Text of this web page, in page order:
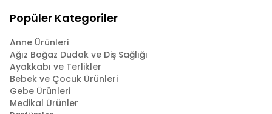
Popüler Kategoriler
Anne Ürünleri
Ağız Boğaz Dudak ve Diş Sağlığı
Ayakkabı ve Terlikler
Bebek ve Çocuk Ürünleri
Gebe Ürünleri
Medikal Ürünler